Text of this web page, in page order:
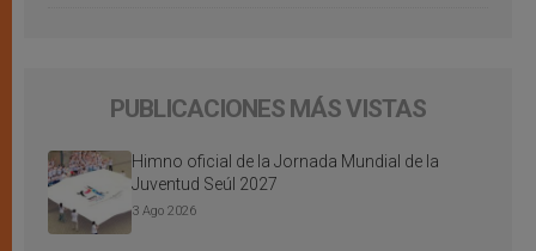
PUBLICACIONES MÁS VISTAS
Himno oficial de la Jornada Mundial de la
Juventud Seúl 2027
3 Ago 2026